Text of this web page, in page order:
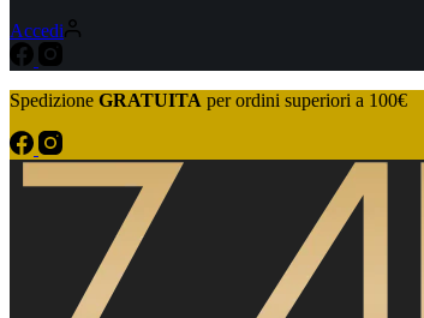
Accedi
Spedizione GRATUITA per ordini superiori a 100€